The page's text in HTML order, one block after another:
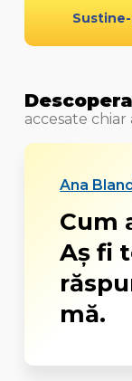
accesate
Ana
Cum
Aş fi
mă.